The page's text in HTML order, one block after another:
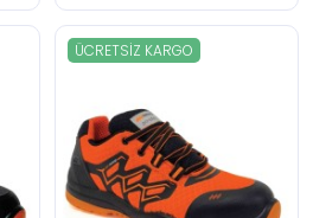
ÜCRETSIZ KARGO